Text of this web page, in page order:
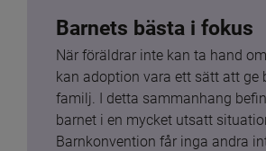
Barnets bästa i fokus
När föräldrar inte kan ta hand
kan adoption vara ett sätt att ge
familj. I detta sammanhang
barnet i en mycket utsatt
Barnkonvention får inga andra